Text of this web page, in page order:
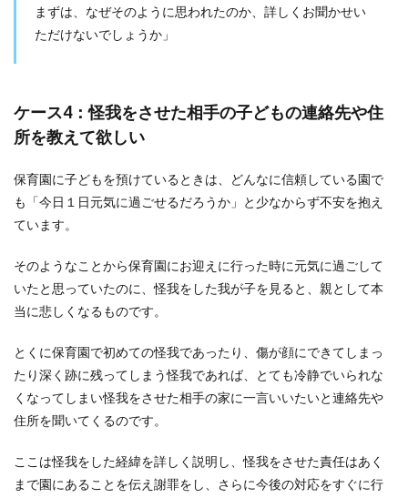
まずは、なぜそのように思われたのか、詳しくお聞かせい
ただけないでしょうか」
ケース4：怪我をさせた相手の子どもの連絡先や住
所を教えて欲しい
保育園に子どもを預けているときは、どんなに信頼している園で
も「今日１日元気に過ごせるだろうか」と少なからず不安を抱え
ています。
そのようなことから保育園にお迎えに行った時に元気に過ごして
いたと思っていたのに、怪我をした我が子を見ると、親として本
当に悲しくなるものです。
とくに保育園で初めての怪我であったり、傷が顔にできてしまっ
たり深く跡に残ってしまう怪我であれば、とても冷静でいられな
くなってしまい怪我をさせた相手の家に一言いいたいと連絡先や
住所を聞いてくるのです。
ここは怪我をした経緯を詳しく説明し、怪我をさせた責任はあく
まで園にあることを伝え謝罪をし、さらに今後の対応をすぐに行